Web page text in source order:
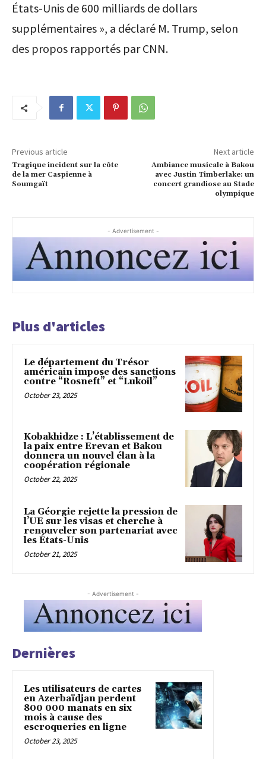
États-Unis de 600 milliards de dollars
supplémentaires », a déclaré M. Trump, selon
des propos rapportés par CNN.
Previous article
Tragique incident sur la côte
de la mer Caspienne à
Soumgaït
Next article
Ambiance musicale à Bakou
avec Justin Timberlake: un
concert grandiose au Stade
olympique
- Advertisement -
Plus d'articles
Le département du Trésor
américain impose des sanctions
contre “Rosneft” et “Lukoil”
October 23, 2025
Kobakhidze : L’établissement de
la paix entre Erevan et Bakou
donnera un nouvel élan à la
coopération régionale
October 22, 2025
La Géorgie rejette la pression de
l’UE sur les visas et cherche à
renouveler son partenariat avec
les États-Unis
October 21, 2025
- Advertisement -
Dernières
Les utilisateurs de cartes
en Azerbaïdjan perdent
800 000 manats en six
mois à cause des
escroqueries en ligne
October 23, 2025